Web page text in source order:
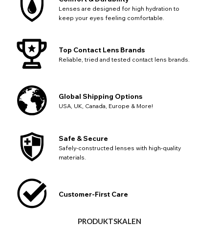
Lenses are designed for high hydration to
keep your eyes feeling comfortable.
Top Contact Lens Brands
Reliable, tried and tested contact lens brands.
Global Shipping Options
USA, UK, Canada, Europe & More!
Safe & Secure
Safely-constructed lenses with high-quality
materials.
Customer-First Care
PRODUKTSKALEN
Zurück Schließen